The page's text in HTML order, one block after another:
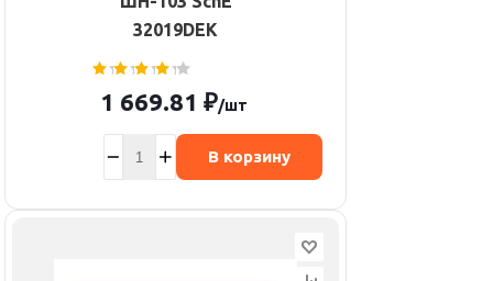
32019DEK
1 669.81 ₽/шт
В корзину